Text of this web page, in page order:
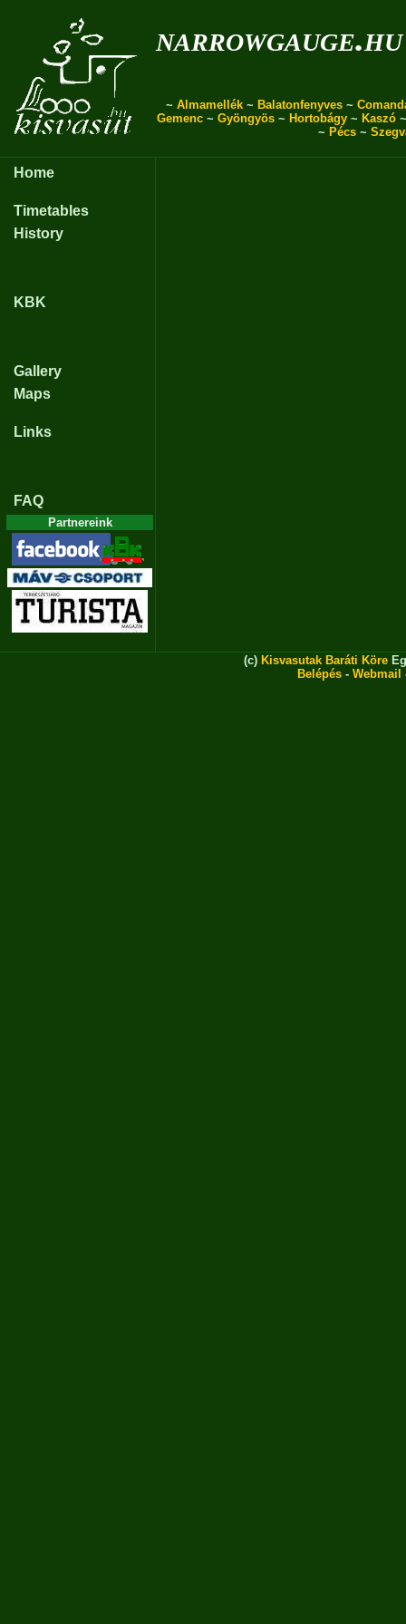
narrowgauge.hu
~ Almamellék ~ Balatonfenyves ~
Gemenc ~ Gyöngyös ~ Hortobágy ~ Kaszó
~ Pécs ~
Home
Timetables
History
KBK
Gallery
Maps
Links
FAQ
Partnereink
(c) Kisvasutak Baráti Köre
Belépés - Webmail